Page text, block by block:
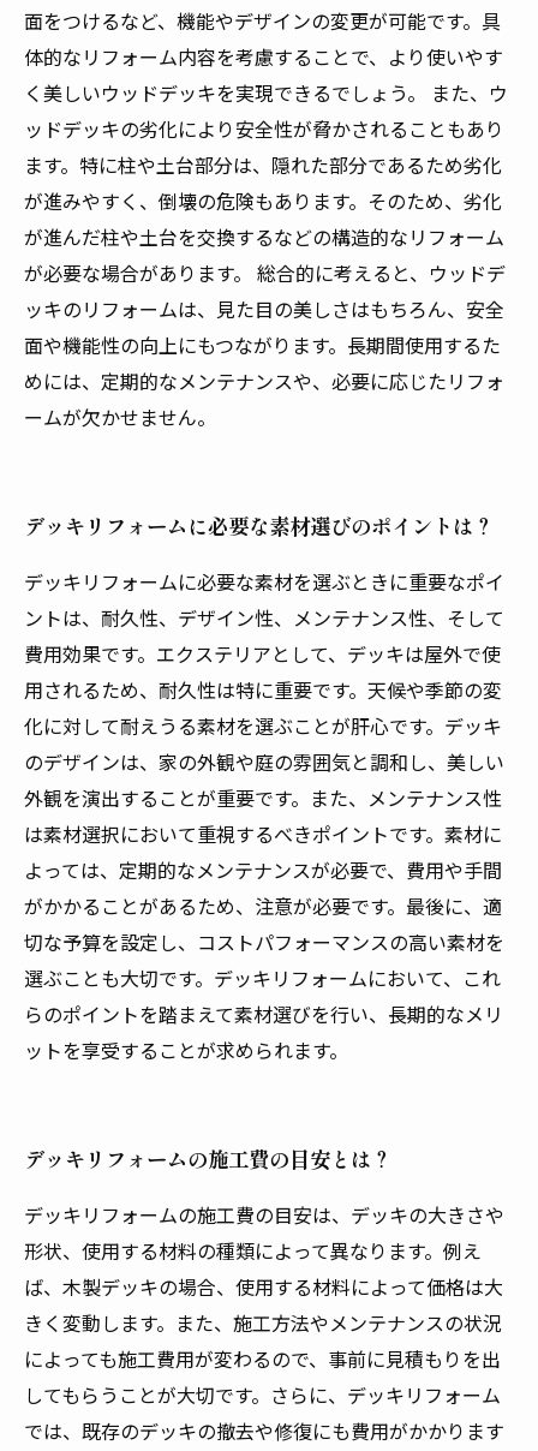
面をつけるなど、機能やデザインの変更が可能です。具
体的なリフォーム内容を考慮することで、より使いやす
く美しいウッドデッキを実現できるでしょう。 また、ウ
ッドデッキの劣化により安全性が脅かされることもあり
ます。特に柱や土台部分は、隠れた部分であるため劣化
が進みやすく、倒壊の危険もあります。そのため、劣化
が進んだ柱や土台を交換するなどの構造的なリフォーム
が必要な場合があります。 総合的に考えると、ウッドデ
ッキのリフォームは、見た目の美しさはもちろん、安全
面や機能性の向上にもつながります。長期間使用するた
めには、定期的なメンテナンスや、必要に応じたリフォ
ームが欠かせません。
デッキリフォームに必要な素材選びのポイントは？
デッキリフォームに必要な素材を選ぶときに重要なポイ
ントは、耐久性、デザイン性、メンテナンス性、そして
費用効果です。エクステリアとして、デッキは屋外で使
用されるため、耐久性は特に重要です。天候や季節の変
化に対して耐えうる素材を選ぶことが肝心です。デッキ
のデザインは、家の外観や庭の雰囲気と調和し、美しい
外観を演出することが重要です。また、メンテナンス性
は素材選択において重視するべきポイントです。素材に
よっては、定期的なメンテナンスが必要で、費用や手間
がかかることがあるため、注意が必要です。最後に、適
切な予算を設定し、コストパフォーマンスの高い素材を
選ぶことも大切です。デッキリフォームにおいて、これ
らのポイントを踏まえて素材選びを行い、長期的なメリ
ットを享受することが求められます。
デッキリフォームの施工費の目安とは？
デッキリフォームの施工費の目安は、デッキの大きさや
形状、使用する材料の種類によって異なります。例え
ば、木製デッキの場合、使用する材料によって価格は大
きく変動します。また、施工方法やメンテナンスの状況
によっても施工費用が変わるので、事前に見積もりを出
してもらうことが大切です。さらに、デッキリフォーム
では、既存のデッキの撤去や修復にも費用がかかります